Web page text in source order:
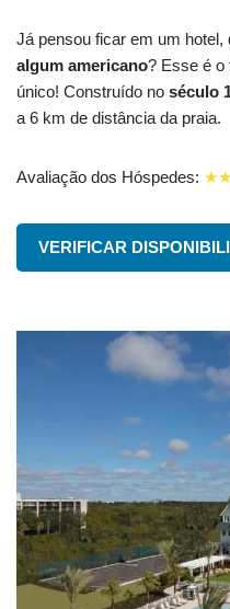
Já pensou ficar em um hotel,
algum americano? Esse é o
único! Construído no século
a 6 km de distância da praia.
Avaliação dos Hóspedes:
VERIFICAR